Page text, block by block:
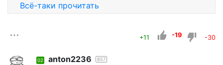
Всё-таки прочитать
+11 -19 -30
02 anton2236 857